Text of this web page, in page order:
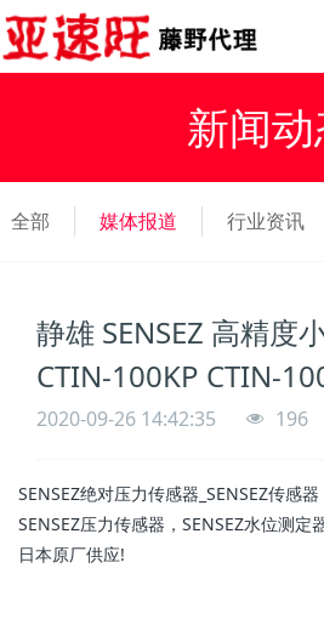
新闻
全部 媒体报道 行业资讯
静雄 SENSEZ 高精度
CTIN-100KP CTIN-
2020-09-26 14:42:35 196
SENSEZ绝对压力传感器_SENSEZ传感器
SENSEZ压力传感器，SENSEZ水位测定
日本原厂供应!